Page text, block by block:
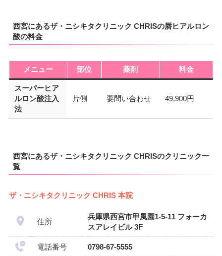
西宮にあるザ・ニシキタクリニック CHRISの唇ヒアルロン
酸の料金
メニュー 部位 薬剤 料金
スーパーヒア
ルロン酸注入
法
片側 要問い合わせ 49,900円
西宮にあるザ・ニシキタクリニック CHRISのクリニック一
覧
ザ・ニシキタクリニック CHRIS 本院
住所
兵庫県西宮市甲風園1-5-11 フォーカ
スアレイビル 3F
電話番号 0798-67-5555